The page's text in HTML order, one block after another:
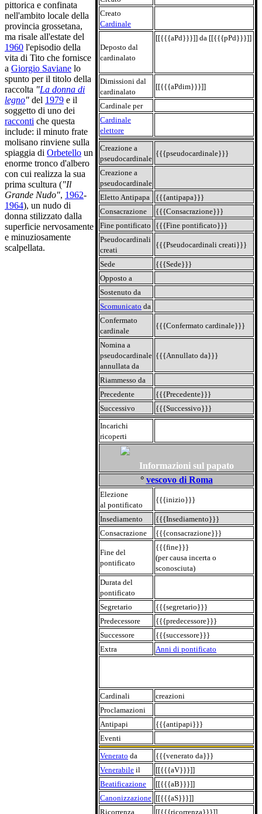
Creato
Cardinale
Deposto dal
cardinalato
[[{{{aPd}}}]] da [[{{{pPd}}}]]
Dimissioni dal
cardinalato
[[{{{aPdim}}}]]
Cardinale per
Cardinale
elettore
Creazione a
pseudocardinale
{{{pseudocardinale}}}
Creazione a
pseudocardinale
Eletto Antipapa
{{{antipapa}}}
Consacrazione
{{{Consacrazione}}}
Fine pontificato
{{{Fine pontificato}}}
Pseudocardinali
creati
{{{Pseudocardinali creati}}}
Sede
{{{Sede}}}
Opposto a
Sostenuto da
Scomunicato da
Confermato
cardinale
{{{Confermato cardinale}}}
Nomina a
pseudocardinale
annullata da
{{{Annullato da}}}
Riammesso da
Precedente
{{{Precedente}}}
Successivo
{{{Successivo}}}
Incarichi
ricoperti
Informazioni sul papato
° vescovo di Roma
Elezione
al pontificato
{{{inizio}}}
Insediamento
{{{Insediamento}}}
Consacrazione
{{{consacrazione}}}
Fine del
pontificato
{{{fine}}}
(per causa incerta o
sconosciuta)
Durata del
pontificato
Segretario
{{{segretario}}}
Predecessore
{{{predecessore}}}
Successore
{{{successore}}}
Extra
Anni di pontificato
Cardinali
creazioni
Proclamazioni
Antipapi
{{{antipapi}}}
Eventi
Venerato da
{{{venerato da}}}
Venerabile il
[[{{{aV}}}]]
Beatificazione
[[{{{aB}}}]]
Canonizzazione [[{{{aS}}}]]
Ricorrenza
[[{{{ricorrenza}}}]]
pittorica e confinata
nell'ambito locale della
provincia grossetana,
ma risale all'estate del
1960 l'episodio della
vita di Tito che fornisce
a Giorgio Saviane lo
spunto per il titolo della
raccolta "La donna di
legno" del 1979 e il
soggetto di uno dei
racconti che questa
include: il minuto frate
molisano rinviene sulla
spiaggia di Orbetello un
enorme tronco d'albero
con cui realizza la sua
prima scultura ("Il
Grande Nudo", 1962-
1964), un nudo di
donna stilizzato dalla
superficie nervosamente
e minuziosamente
scalpellata.